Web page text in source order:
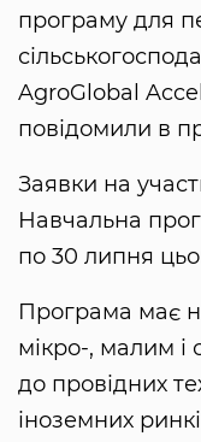
програму для
AgroGlobal
повідомили в
Заявки на
Навчальна
по 30 липня
Програма має
мікро-, малим і
до провідних
іноземних